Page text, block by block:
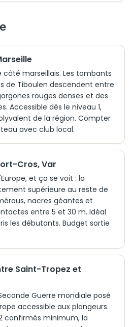
marseillais. Les tombants
de Tiboulen descendent entre
rouges denses et des
Accessible dès le niveau 1,
de la région. Compter
avec club local.
Cros, Var
et ça se voit : la
supérieure au reste de
nacres géantes et
entre 5 et 30 m. Idéal
les débutants. Budget sortie
Saint-Tropez et
Guerre mondiale posé
accessible aux plongeurs.
confirmés minimum, la